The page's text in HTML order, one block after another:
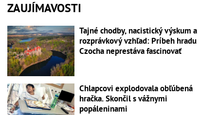
ZAUJÍMAVOSTI
Tajné chodby, nacistický výskum a
rozprávkový vzhľad: Príbeh hradu
Czocha neprestáva fascinovať
Chlapcovi explodovala obľúbená
hračka. Skončil s vážnymi
popáleninami